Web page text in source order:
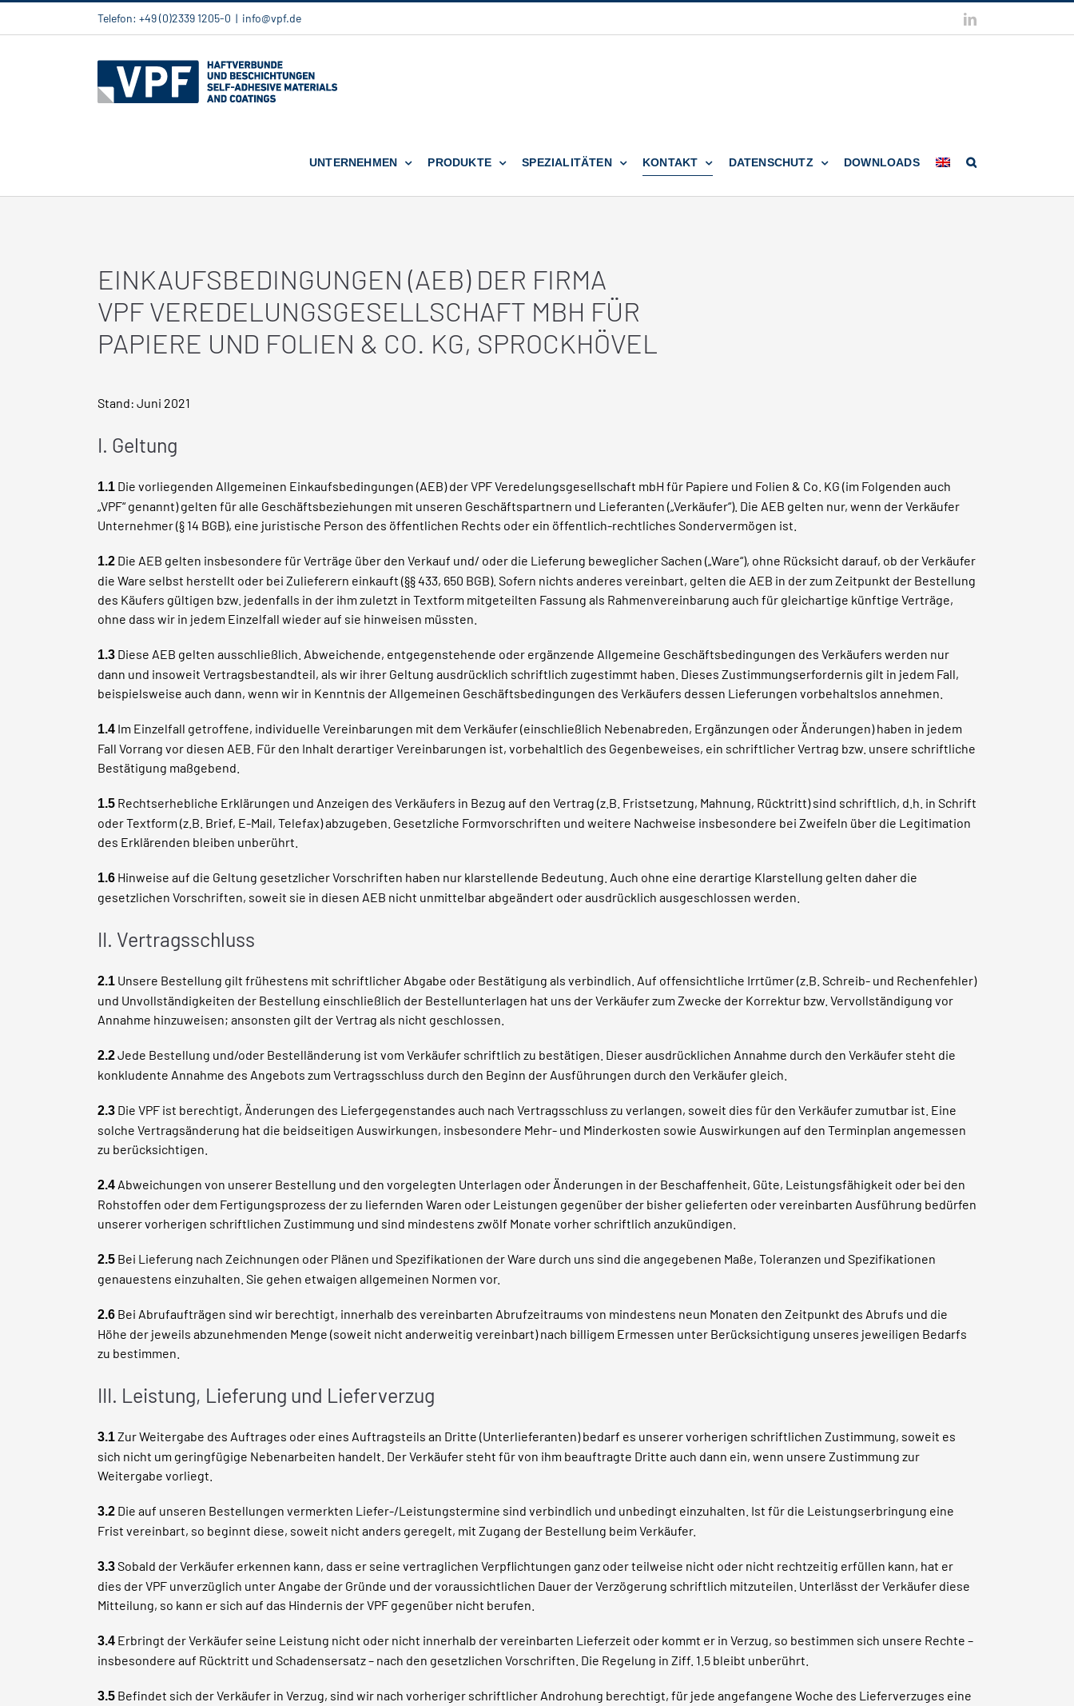
Telefon: +49 (0)2339 1205-0 | info@vpf.de LinkedIn
UNTERNEHMEN PRODUKTE SPEZIALITÄTEN KONTAKT DATENSCHUTZ DOWNLOADS
EINKAUFSBEDINGUNGEN (AEB) DER FIRMA
VPF VEREDELUNGSGESELLSCHAFT MBH FÜR
PAPIERE UND FOLIEN & CO. KG, SPROCKHÖVEL
Stand: Juni 2021
I. Geltung
1.1 Die vorliegenden Allgemeinen Einkaufsbedingungen (AEB) der VPF Veredelungsgesellschaft mbH für Papiere und Folien & Co. KG (im Folgenden auch
„VPF“ genannt) gelten für alle Geschäftsbeziehungen mit unseren Geschäftspartnern und Lieferanten („Verkäufer“). Die AEB gelten nur, wenn der Verkäufer
Unternehmer (§ 14 BGB), eine juristische Person des öffentlichen Rechts oder ein öffentlich-rechtliches Sondervermögen ist.
1.2 Die AEB gelten insbesondere für Verträge über den Verkauf und/ oder die Lieferung beweglicher Sachen („Ware“), ohne Rücksicht darauf, ob der Verkäufer
die Ware selbst herstellt oder bei Zulieferern einkauft (§§ 433, 650 BGB). Sofern nichts anderes vereinbart, gelten die AEB in der zum Zeitpunkt der Bestellung
des Käufers gültigen bzw. jedenfalls in der ihm zuletzt in Textform mitgeteilten Fassung als Rahmenvereinbarung auch für gleichartige künftige Verträge,
ohne dass wir in jedem Einzelfall wieder auf sie hinweisen müssten.
1.3 Diese AEB gelten ausschließlich. Abweichende, entgegenstehende oder ergänzende Allgemeine Geschäftsbedingungen des Verkäufers werden nur
dann und insoweit Vertragsbestandteil, als wir ihrer Geltung ausdrücklich schriftlich zugestimmt haben. Dieses Zustimmungserfordernis gilt in jedem Fall,
beispielsweise auch dann, wenn wir in Kenntnis der Allgemeinen Geschäftsbedingungen des Verkäufers dessen Lieferungen vorbehaltslos annehmen.
1.4 Im Einzelfall getroffene, individuelle Vereinbarungen mit dem Verkäufer (einschließlich Nebenabreden, Ergänzungen oder Änderungen) haben in jedem
Fall Vorrang vor diesen AEB. Für den Inhalt derartiger Vereinbarungen ist, vorbehaltlich des Gegenbeweises, ein schriftlicher Vertrag bzw. unsere schriftliche
Bestätigung maßgebend.
1.5 Rechtserhebliche Erklärungen und Anzeigen des Verkäufers in Bezug auf den Vertrag (z.B. Fristsetzung, Mahnung, Rücktritt) sind schriftlich, d.h. in Schrift
oder Textform (z.B. Brief, E-Mail, Telefax) abzugeben. Gesetzliche Formvorschriften und weitere Nachweise insbesondere bei Zweifeln über die Legitimation
des Erklärenden bleiben unberührt.
1.6 Hinweise auf die Geltung gesetzlicher Vorschriften haben nur klarstellende Bedeutung. Auch ohne eine derartige Klarstellung gelten daher die
gesetzlichen Vorschriften, soweit sie in diesen AEB nicht unmittelbar abgeändert oder ausdrücklich ausgeschlossen werden.
II. Vertragsschluss
2.1 Unsere Bestellung gilt frühestens mit schriftlicher Abgabe oder Bestätigung als verbindlich. Auf offensichtliche Irrtümer (z.B. Schreib- und Rechenfehler)
und Unvollständigkeiten der Bestellung einschließlich der Bestellunterlagen hat uns der Verkäufer zum Zwecke der Korrektur bzw. Vervollständigung vor
Annahme hinzuweisen; ansonsten gilt der Vertrag als nicht geschlossen.
2.2Jede Bestellung und/oder Bestelländerung ist vom Verkäufer schriftlich zu bestätigen. Dieser ausdrücklichen Annahme durch den Verkäufer steht die
konkludente Annahme des Angebots zum Vertragsschluss durch den Beginn der Ausführungen durch den Verkäufer gleich.
2.3 Die VPF ist berechtigt, Änderungen des Liefergegenstandes auch nach Vertragsschluss zu verlangen, soweit dies für den Verkäufer zumutbar ist. Eine
solche Vertragsänderung hat die beidseitigen Auswirkungen, insbesondere Mehr- und Minderkosten sowie Auswirkungen auf den Terminplan angemessen
zu berücksichtigen.
2.4 Abweichungen von unserer Bestellung und den vorgelegten Unterlagen oder Änderungen in der Beschaffenheit, Güte, Leistungsfähigkeit oder bei den
Rohstoffen oder dem Fertigungsprozess der zu liefernden Waren oder Leistungen gegenüber der bisher gelieferten oder vereinbarten Ausführung bedürfen
unserer vorherigen schriftlichen Zustimmung und sind mindestens zwölf Monate vorher schriftlich anzukündigen.
2.5 Bei Lieferung nach Zeichnungen oder Plänen und Spezifikationen der Ware durch uns sind die angegebenen Maße, Toleranzen und Spezifikationen
genauestens einzuhalten. Sie gehen etwaigen allgemeinen Normen vor.
2.6 Bei Abrufaufträgen sind wir berechtigt, innerhalb des vereinbarten Abrufzeitraums von mindestens neun Monaten den Zeitpunkt des Abrufs und die
Höhe der jeweils abzunehmenden Menge (soweit nicht anderweitig vereinbart) nach billigem Ermessen unter Berücksichtigung unseres jeweiligen Bedarfs
zu bestimmen.
III. Leistung, Lieferung und Lieferverzug
3.1Zur Weitergabe des Auftrages oder eines Auftragsteils an Dritte (Unterlieferanten) bedarf es unserer vorherigen schriftlichen Zustimmung, soweit es
sich nicht um geringfügige Nebenarbeiten handelt. Der Verkäufer steht für von ihm beauftragte Dritte auch dann ein, wenn unsere Zustimmung zur
Weitergabe vorliegt.
3.2 Die auf unseren Bestellungen vermerkten Liefer-/Leistungstermine sind verbindlich und unbedingt einzuhalten. Ist für die Leistungserbringung eine
Frist vereinbart, so beginnt diese, soweit nicht anders geregelt, mit Zugang der Bestellung beim Verkäufer.
3.3Sobald der Verkäufer erkennen kann, dass er seine vertraglichen Verpflichtungen ganz oder teilweise nicht oder nicht rechtzeitig erfüllen kann, hat er
dies der VPF unverzüglich unter Angabe der Gründe und der voraussichtlichen Dauer der Verzögerung schriftlich mitzuteilen. Unterlässt der Verkäufer diese
Mitteilung, so kann er sich auf das Hindernis der VPF gegenüber nicht berufen.
3.4 Erbringt der Verkäufer seine Leistung nicht oder nicht innerhalb der vereinbarten Lieferzeit oder kommt er in Verzug, so bestimmen sich unsere Rechte –
insbesondere auf Rücktritt und Schadensersatz – nach den gesetzlichen Vorschriften. Die Regelung in Ziff. 1.5 bleibt unberührt.
3.5 Befindet sich der Verkäufer in Verzug, sind wir nach vorheriger schriftlicher Androhung berechtigt, für jede angefangene Woche des Lieferverzuges eine